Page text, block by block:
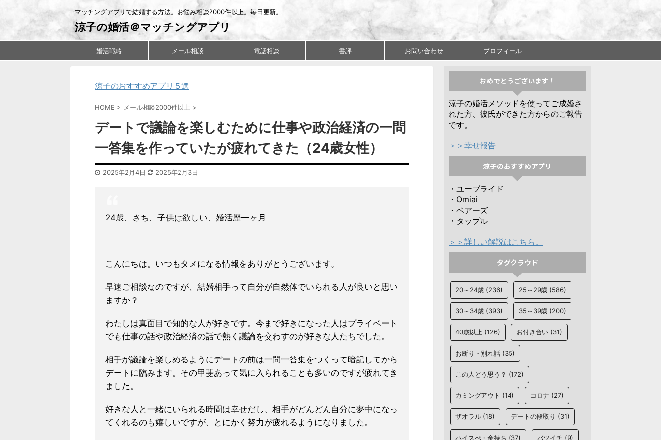
マッチングアプリで結婚する方法。お悩み相談2000件以上。毎日更新。
涼子の婚活＠マッチングアプリ
婚活戦略 メール相談 電話相談 書評 お問い合わせ プロフィール
涼子のおすすめアプリ５選
HOME > メール相談2000件以上 >
デートで議論を楽しむために仕事や政治経済の一問
一答集を作っていたが疲れてきた（24歳女性）
2025年2月4日 2025年2月3日
24歳、さち、子供は欲しい、婚活歴一ヶ月
こんにちは。いつもタメになる情報をありがとうございます。
早速ご相談なのですが、結婚相手って自分が自然体でいられる人が良い と思い
ますか？
わたしは真面目で知的な人が好きです。今まで好き になった人はプライベート
でも仕事の話や政治経済の話で熱く議論を交わすのが好きな人たちでした。
相手が議論を楽しめるようにデートの前は一問一答集をつくって暗記してから
デートに臨みます。 その甲斐あって気に入られることも多いのですが疲れてき
ました。
好きな人と一緒にいられる時間は幸せだし、相手がどんどん自分に夢中になっ
てくれるのも嬉しいですが、とにかく努力が疲れるよう になりました。
おめでとうございます！
涼子の婚活メソッドを使ってご成婚さ
れた方、彼氏ができた方からのご報告
です。
＞＞幸せ報告
涼子のおすすめアプリ
・ユーブライド
・Omiai
・ペアーズ
・タップル
＞＞詳しい解説はこちら。
タグクラウド
20～24歳 (236) 25～29歳 (586)
30～34歳 (393) 35～39歳 (200)
40歳以上 (126) お付き合い (31)
お断り・別れ話 (35)
この人どう思う？ (172)
カミングアウト (14) コロナ (27)
ザオラル (18) デートの段取り (31)
ハイスぺ・金持ち (37) バツイチ (9)